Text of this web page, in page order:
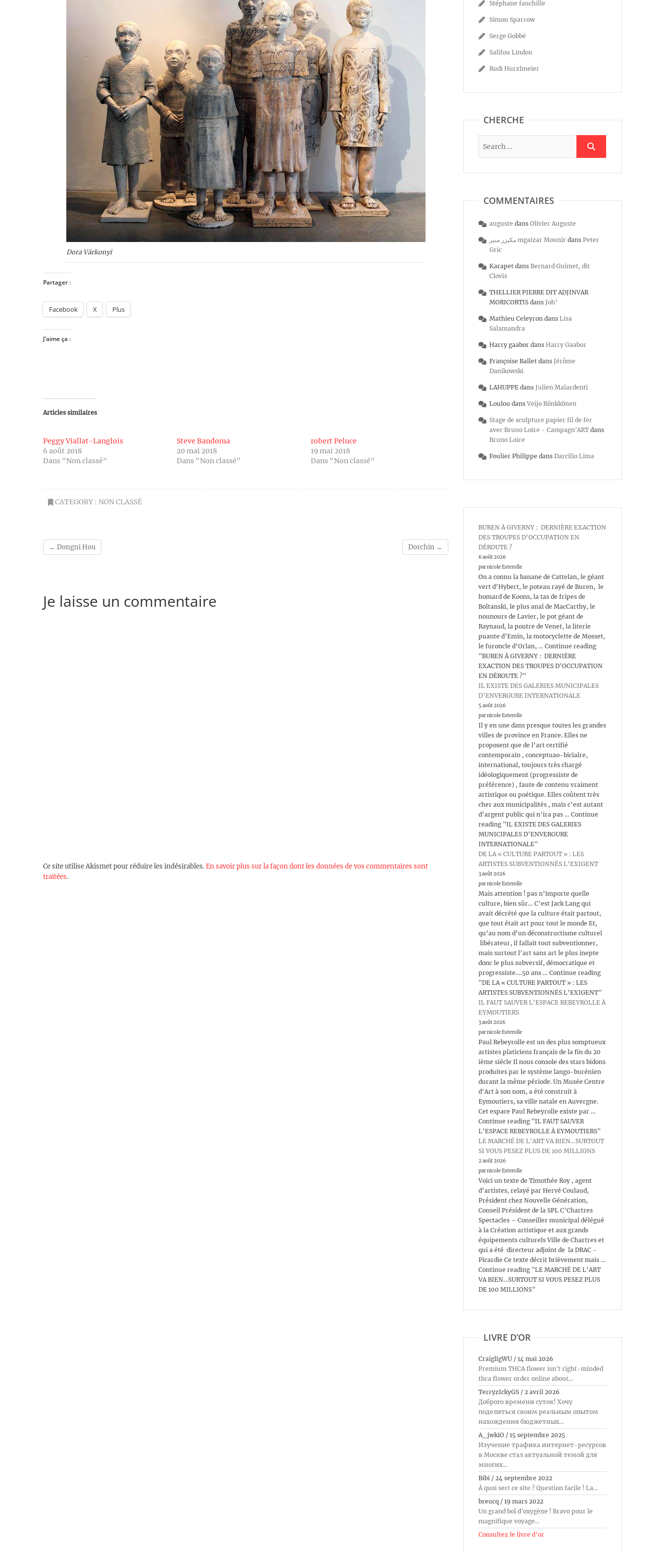
Dora Várkonyi
Partager :
Facebook X Plus
J’aime ça :
Articles similaires
Peggy Viallat-Langlois
6 août 2018
Dans "Non classé"
Steve Bandoma
20 mai 2018
Dans "Non classé"
robert Peluce
19 mai 2018
Dans "Non classé"
CATEGORY : NON CLASSÉ
← Dongni Hou Dorchin →
Je laisse un commentaire
Ce site utilise Akismet pour réduire les indésirables.En savoir plus sur la façon dont les données de vos commentaires sont
traitées.
Stéphane fauchille
Simon Sparrow
Serge Gobbé
Salifou Lindou
Rudi Hurzlmeier
CHERCHE
COMMENTAIRES
auguste dans Olivier Auguste
مكيزر منير mgaizar Mounir dans Peter
Gric
Karapet dans Bernard Guimet, dit
Clovis
THELLIER PIERRE DIT ADJINVAR
MORICORTIS dans Joh’
Mathieu Celeyron dans Lisa
Salamandra
Harry gaabor dans Harry Gaabor
Françoise Ballet dans Jérôme
Danikowski
LAHUPPE dans Julien Malardenti
Loulou dans Veijo Rönkkönen
Stage de sculpture papier fil de fer
avec Bruno Loire - Campagn'ART dans
Bruno Loire
Foulier Philippe dans Darcilio Lima
BUREN À GIVERNY : DERNIÈRE EXACTION
DES TROUPES D’OCCUPATION EN
DÉROUTE ?
6 août 2026
par nicole Esterolle
On a connu la banane de Cattelan, le géant
vert d’Hybert, le poteau rayé de Buren, le
homard de Koons, la tas de fripes de
Boltanski, le plus anal de MacCarthy, le
nounours de Lavier, le pot géant de
Raynaud, la poutre de Venet, la literie
puante d’Emin, la motocyclette de Mosset,
le furoncle d’Orlan, … Continue reading
"BUREN À GIVERNY : DERNIÈRE
EXACTION DES TROUPES D’OCCUPATION
EN DÉROUTE ?"
IL EXISTE DES GALERIES MUNICIPALES
D’ENVERGURE INTERNATIONALE
5 août 2026
par nicole Esterolle
Il y en une dans presque toutes les grandes
villes de province en France. Elles ne
proposent que de l’art certifié
contemporain , conceptuao-bicialre,
international, toujours très chargé
idéologiquement (progressiste de
préférence) , faute de contenu vraiment
artistique ou poétique. Elles coûtent très
cher aux municipalités , mais c’est autant
d’argent public qui n’ira pas … Continue
reading "IL EXISTE DES GALERIES
MUNICIPALES D’ENVERGURE
INTERNATIONALE"
DE LA « CULTURE PARTOUT » : LES
ARTISTES SUBVENTIONNÉS L’EXIGENT
3 août 2026
par nicole Esterolle
Mais attention ! pas n’importe quelle
culture, bien sûr… C’est Jack Lang qui
avait décrété que la culture était partout,
que tout était art pour tout le monde Et,
qu’au nom d’un déconstructisme culturel
libérateur, il fallait tout subventionner,
mais surtout l’art sans art le plus inepte
donc le plus subversif, démocratique et
progressiste….50 ans … Continue reading
"DE LA « CULTURE PARTOUT » : LES
ARTISTES SUBVENTIONNÉS L’EXIGENT"
IL FAUT SAUVER L’ESPACE REBEYROLLE À
EYMOUTIERS
3 août 2026
par nicole Esterolle
Paul Rebeyrolle est un des plus somptueux
artistes platiciens français de la fin du 20
ième siécle Il nous console des stars bidons
produites par le système lango-burénien
durant la même période. Un Musée Centre
d’Art à son nom, a été construit à
Eymoutiers, sa ville natale en Auvergne.
Cet espace Paul Rebeyrolle existe par …
Continue reading "IL FAUT SAUVER
L’ESPACE REBEYROLLE À EYMOUTIERS"
LE MARCHÉ DE L’ART VA BIEN…SURTOUT
SI VOUS PESEZ PLUS DE 100 MILLIONS
2 août 2026
par nicole Esterolle
Voici un texte de Timothée Roy , agent
d’artistes, relayé par Hervé Coulaud,
Président chez Nouvelle Génération,
Conseil Président de la SPL C’Chartres
Spectacles – Conseiller municipal délégué
à la Création artistique et aux grands
équipements culturels Ville de Chartres et
qui a été directeur adjoint de la DRAC -
Picardie Ce texte décrit brièvement mais …
Continue reading "LE MARCHÉ DE L’ART
VA BIEN…SURTOUT SI VOUS PESEZ PLUS
DE 100 MILLIONS"
LIVRE D’OR
CraigligWU / 14 mai 2026
Premium THCA flower isn't right-minded
thca flower order online about...
TerryzIckyGS / 2 avril 2026
Доброго времени суток! Хочу
поделиться своим реальным опытом
нахождения бюджетных...
A_jwkiO / 15 septembre 2025
Изучение трафика интернет-ресурсов
в Москве стал актуальной темой для
многих...
Bibi / 24 septembre 2022
À quoi sert ce site ? Question facile ! La...
breucq / 19 mars 2022
Un grand bol d'oxygène ! Bravo pour le
magnifique voyage...
Consultez le livre d’or